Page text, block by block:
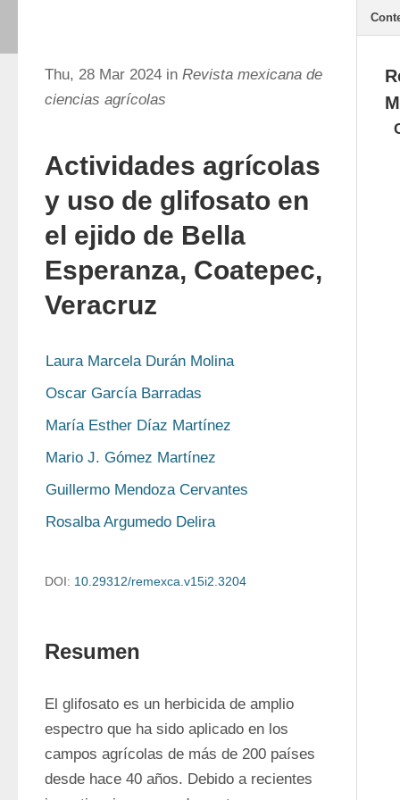
Thu, 28 Mar 2024 in Revista mexicana de
ciencias agrícolas
Actividades agrícolas
y uso de glifosato en
el ejido de Bella
Esperanza, Coatepec,
Veracruz
Laura Marcela Durán Molina
Oscar García Barradas
María Esther Díaz Martínez
Mario J. Gómez Martínez
Guillermo Mendoza Cervantes
Rosalba Argumedo Delira
DOI: 10.29312/remexca.v15i2.3204
Resumen
El glifosato es un herbicida de amplio
espectro que ha sido aplicado en los
campos agrícolas de más de 200 países
desde hace 40 años. Debido a recientes